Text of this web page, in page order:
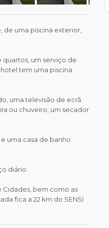
de uma piscina exterior,
um serviço de
tem uma piscina
uma televisão de ecrã
ou chuveiro, um secador
uma casa de banho
diário.
Cidades, bem como as
fica a 22 km do SENSI